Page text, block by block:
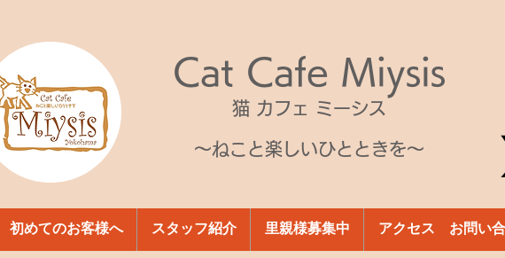
Cat Cafe Miysis
猫 カフェ ミーシス
～ねこと楽しいひとときを～
初めてのお客様へ スタッフ紹介 里親様募集中 アクセス お問い